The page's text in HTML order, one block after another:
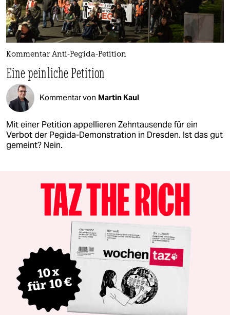
Kommentar Anti-Pegida-Petition
Eine peinliche Petition
Kommentar von Martin Kaul
Mit einer Petition appellieren Zehntausende für ein
Verbot der Pegida-Demonstration in Dresden. Ist das gut
gemeint? Nein.